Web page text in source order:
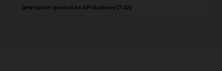
Descripción general de API Gateway (7:42)